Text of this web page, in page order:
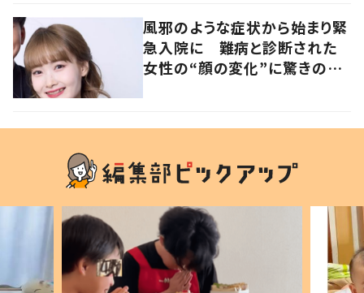
聞いた
風邪のような症状から始まり緊
急入院に 難病と診断された
女性の“顔の変化”に驚きの